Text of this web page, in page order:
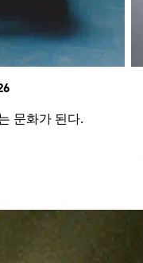
문화가 된다.